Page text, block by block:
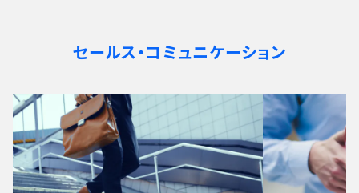
セールス・コミュニケーション